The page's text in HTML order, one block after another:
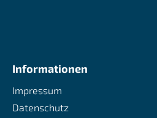
Informationen
Impressum
Datenschutz